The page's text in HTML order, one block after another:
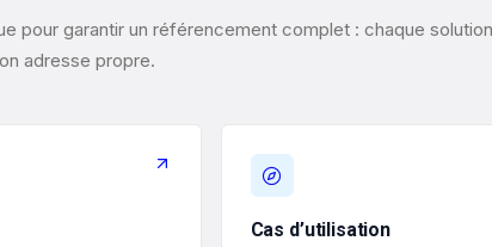
pour garantir un référencement complet : chaque
adresse propre.
Cas d’utilisation